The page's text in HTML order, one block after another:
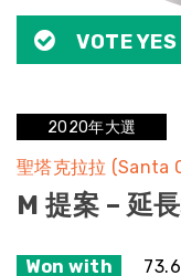
VOTE YES
2020年大選
聖塔克拉拉 (Santa
M 提案 – 延
Won with